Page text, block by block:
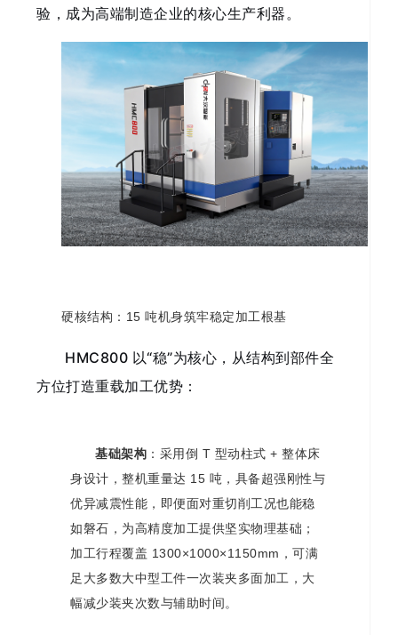
验，成为高端制造企业的核心生产利器。
硬核结构：15 吨机身筑牢稳定加工根基
HMC800 以“稳”为核心，从结构到部件全
方位打造重载加工优势：
基础架构 ：采用倒 T 型动柱式 + 整体床
身设计，整机重量达 15 吨，具备超强刚性与
优异减震性能，即便面对重切削工况也能稳
如磐石，为高精度加工提供坚实物理基础；
加工行程覆盖 1300×1000×1150mm，可满
足大多数大中型工件一次装夹多面加工，大
幅减少装夹次数与辅助时间。